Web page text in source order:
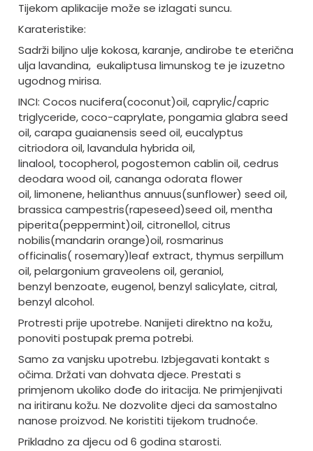
Tijekom aplikacije može se izlagati suncu.
Karateristike:
Sadrži biljno ulje kokosa, karanje, andirobe te eterična
ulja lavandina, eukaliptusa limunskog te je izuzetno
ugodnog mirisa.
INCI: Cocos nucifera(coconut)oil, caprylic/capric
triglyceride, coco-caprylate, pongamia glabra seed
oil, carapa guaianensis seed oil, eucalyptus
citriodora oil, lavandula hybrida oil,
linalool, tocopherol, pogostemon cablin oil, cedrus
deodara wood oil, cananga odorata flower
oil, limonene, helianthus annuus(sunflower) seed oil,
brassica campestris(rapeseed)seed oil, mentha
piperita(peppermint)oil, citronellol, citrus
nobilis(mandarin orange)oil, rosmarinus
officinalis( rosemary)leaf extract, thymus serpillum
oil, pelargonium graveolens oil, geraniol,
benzyl benzoate, eugenol, benzyl salicylate, citral,
benzyl alcohol.
Protresti prije upotrebe. Nanijeti direktno na kožu,
ponoviti postupak prema potrebi.
Samo za vanjsku upotrebu. Izbjegavati kontakt s
očima. Držati van dohvata djece. Prestati s
primjenom ukoliko dođe do iritacija. Ne primjenjivati
na iritiranu kožu. Ne dozvolite djeci da samostalno
nanose proizvod. Ne koristiti tijekom trudnoće.
Prikladno za djecu od 6 godina starosti.